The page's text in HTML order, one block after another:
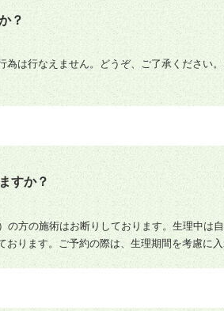
？
は行なえません。どうぞ、ご了承ください
すか？
方の施術はお断りしております。生理中は
ります。ご予約の際は、生理期間を考慮に